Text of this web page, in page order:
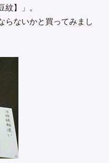
紋】」。
らないかと買ってみまし